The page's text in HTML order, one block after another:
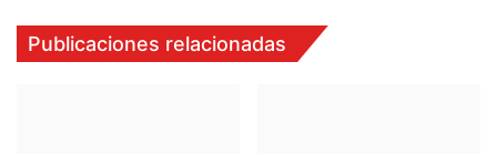
Publicaciones relacionadas